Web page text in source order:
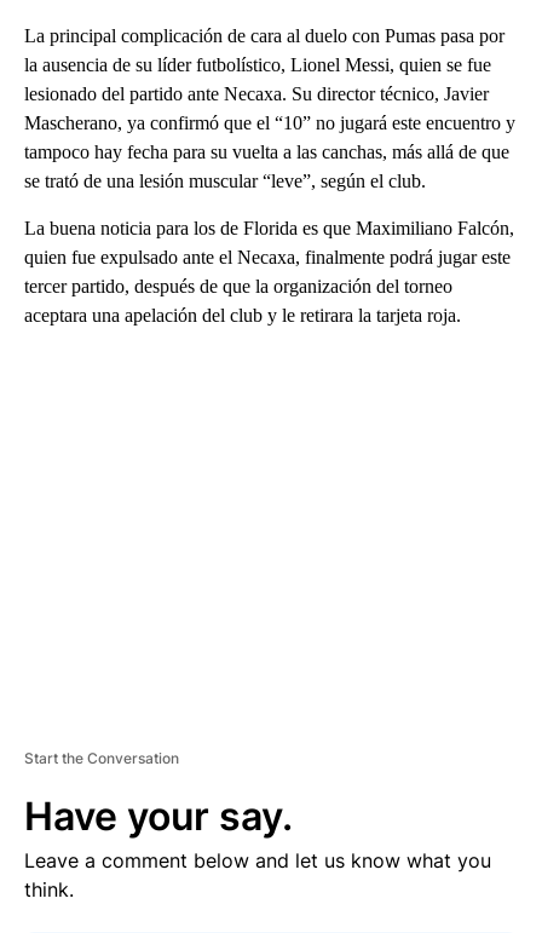
La principal complicación de cara al duelo con Pumas pasa por
la ausencia de su líder futbolístico, Lionel Messi, quien se fue
lesionado del partido ante Necaxa. Su director técnico, Javier
Mascherano, ya confirmó que el “10” no jugará este encuentro y
tampoco hay fecha para su vuelta a las canchas, más allá de que
se trató de una lesión muscular “leve”, según el club.
La buena noticia para los de Florida es que Maximiliano Falcón,
quien fue expulsado ante el Necaxa, finalmente podrá jugar este
tercer partido, después de que la organización del torneo
aceptara una apelación del club y le retirara la tarjeta roja.
Start the Conversation
Have your say.
Leave a comment below and let us know what you
think.